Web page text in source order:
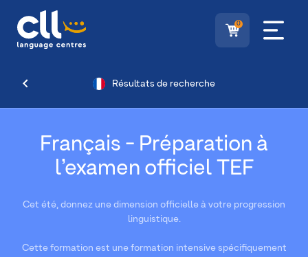
0
Résultats de recherche
Français - Préparation à
l’examen officiel TEF
Cet été, donnez une dimension officielle à votre progression
linguistique.
Cette formation est une formation intensive spécifiquement